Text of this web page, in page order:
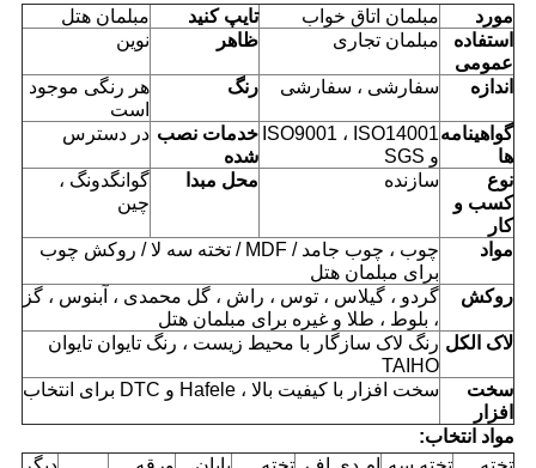
مورد
مبلمان اتاق خواب تایپ کنید
مبلمان هتل
استفاده
عمومی
مبلمان تجاری ظاهر نوین
اندازه سفارشی ، سفارشی رنگ
هر رنگی موجود
است
گواهینامه
ها
ISO9001 ، ISO14001
و SGS
خدمات نصب
شده
در دسترس
نوع
کسب و
کار
سازنده محل مبدا
گوانگدونگ ،
چین
مواد
چوب ، چوب جامد / MDF / تخته سه لا / روکش چوب
برای مبلمان هتل
روکش
گردو ، گیلاس ، توس ، راش ، گل محمدی ، آبنوس ، گز
، بلوط ، طلا و غیره برای مبلمان هتل
لاک الکل رنگ لاک سازگار با محیط زیست ، رنگ تایوان تایوان
TAIHO
سخت
افزار
سخت افزار با کیفیت بالا ، Hafele و DTC برای انتخاب
مواد انتخاب: